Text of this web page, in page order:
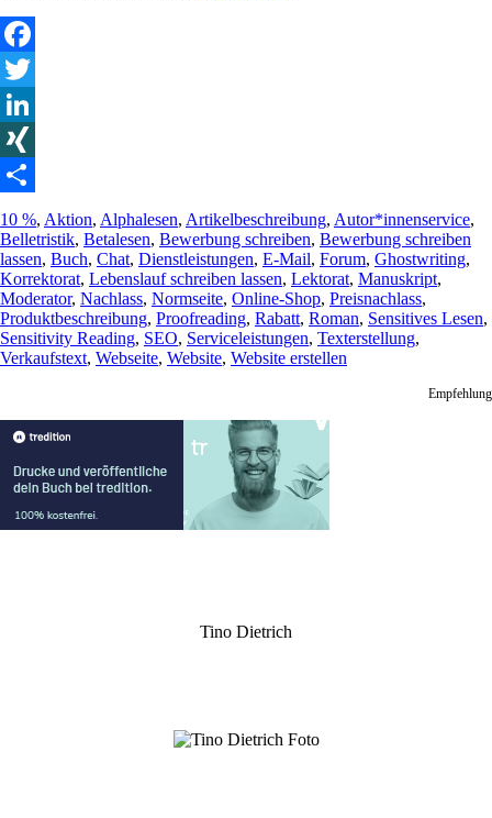
Facebook
Twitter
LinkedIn
XING
Teilen
Schlagworte
10 %, Aktion, Alphalesen, Artikelbeschreibung, Autor*innenservice,
Belletristik, Betalesen, Bewerbung schreiben, Bewerbung schreiben
lassen, Buch, Chat, Dienstleistungen, E-Mail, Forum, Ghostwriting,
Korrektorat, Lebenslauf schreiben lassen, Lektorat, Manuskript,
Moderator, Nachlass, Normseite, Online-Shop, Preisnachlass,
Produktbeschreibung, Proofreading, Rabatt, Roman, Sensitives Lesen,
Sensitivity Reading, SEO, Serviceleistungen, Texterstellung,
Verkaufstext, Webseite, Website, Website erstellen
Empfehlung
Tino Dietrich